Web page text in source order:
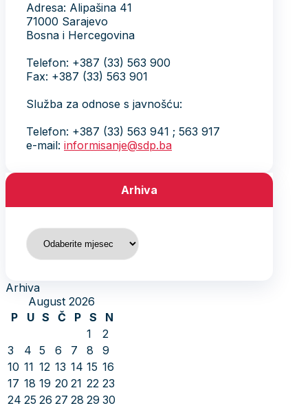
Adresa: Alipašina 41
71000 Sarajevo
Bosna i Hercegovina
Telefon: +387 (33) 563 900
Fax: +387 (33) 563 901
Služba za odnose s javnošću:
Telefon: +387 (33) 563 941 ; 563 917
e-mail: informisanje@sdp.ba
Arhiva
Arhiva
Arhiva
August 2026
P
U S Č P S
N
1
2
3
4 5 6 7 8
9
10 11 12 13 14 15 16
17 18 19 20 21 22 23
24 25 26 27 28 29 30